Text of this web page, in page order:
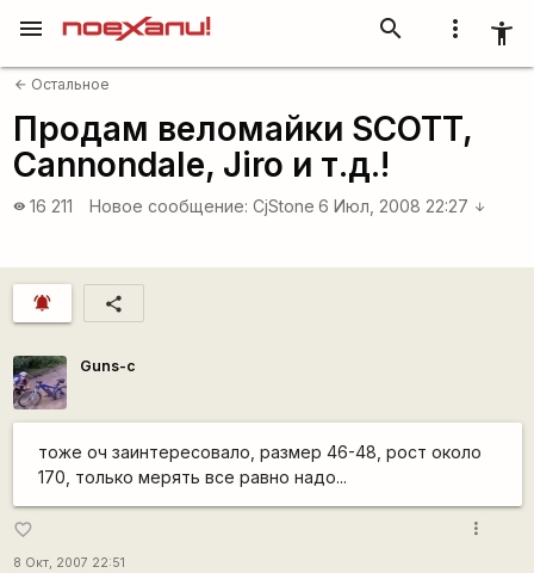
more_vert accessibility_new
search
menu
arrow_back Остальное
Продам веломайки SCOTT,
Cannondale, Jiro и т.д.!
visibility 16 211 Новое сообщение: CjStone 6 Июл, 2008 22:27 arrow_downward
notifications_active share
Guns-c
тоже оч заинтересовало, размер 46-48, рост около
170, только мерять все равно надо...
favorite_border
8 Окт, 2007 22:51
more_vert